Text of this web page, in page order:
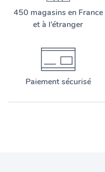
450 magasins en France
et à l’étranger
Paiement sécurisé